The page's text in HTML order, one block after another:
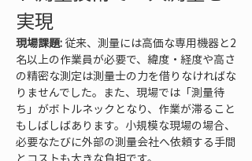
実現
現場課題: 従来、測量には高価な専用機器と2
名以上の作業員が必要で、緯度・経度や高さ
の精密な測定は測量士の力を借りなければな
りませんでした。また、現場では「測量待
ち」がボトルネックとなり、作業が滞ること
もしばしばあります。小規模な現場の場合、
必要なたびに外部の測量会社へ依頼する手間
とコストも大きな負担です。